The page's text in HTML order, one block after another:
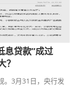
息贷款”成过
？
。3月31日，央行发